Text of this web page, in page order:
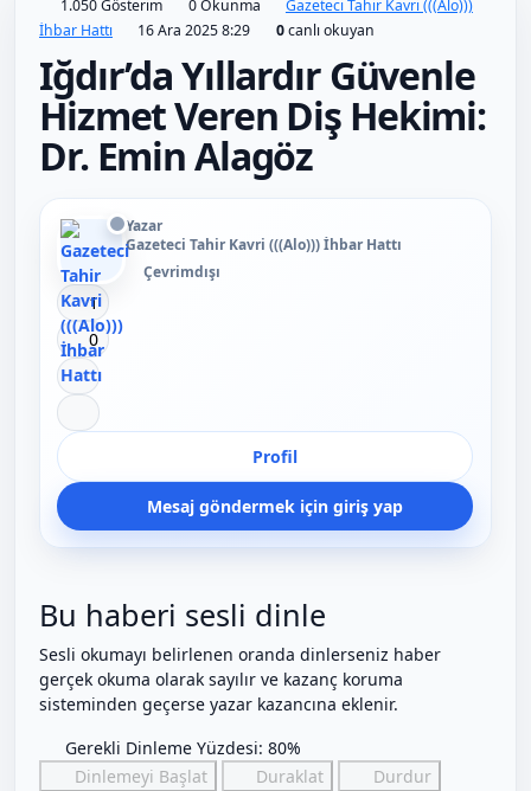
1.050 Gösterim 0 Okunma
Gazeteci Tahir Kavri (((Alo)))
İhbar Hattı
16 Ara 2025 8:29 0canlı okuyan
Iğdır’da Yıllardır Güvenle
Hizmet Veren Diş Hekimi:
Dr. Emin Alagöz
Yazar
Gazeteci Tahir Kavri (((Alo))) İhbar Hattı
Çevrimdışı
Beğen
1
Beğenmeme
0
Yer İmi
Paylaş
Profil
Mesaj göndermek için giriş yap
Bu haberi sesli dinle
Sesli okumayı belirlenen oranda dinlerseniz haber
gerçek okuma olarak sayılır ve kazanç koruma
sisteminden geçerse yazar kazancına eklenir.
Gerekli Dinleme Yüzdesi: 80%
Dinlemeyi Başlat
Duraklat
Durdur